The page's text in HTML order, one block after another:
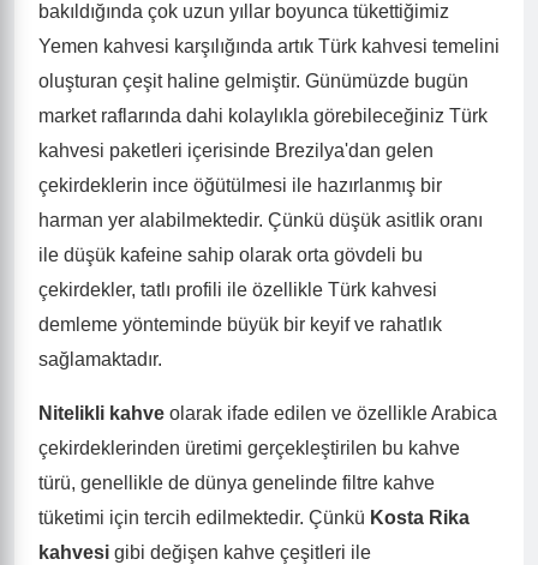
bakıldığında çok uzun yıllar boyunca tükettiğimiz
Yemen kahvesi karşılığında artık Türk kahvesi temelini
oluşturan çeşit haline gelmiştir. Günümüzde bugün
market raflarında dahi kolaylıkla görebileceğiniz Türk
kahvesi paketleri içerisinde Brezilya'dan gelen
çekirdeklerin ince öğütülmesi ile hazırlanmış bir
harman yer alabilmektedir. Çünkü düşük asitlik oranı
ile düşük kafeine sahip olarak orta gövdeli bu
çekirdekler, tatlı profili ile özellikle Türk kahvesi
demleme yönteminde büyük bir keyif ve rahatlık
sağlamaktadır.
Nitelikli kahve olarak ifade edilen ve özellikle Arabica
çekirdeklerinden üretimi gerçekleştirilen bu kahve
türü, genellikle de dünya genelinde filtre kahve
tüketimi için tercih edilmektedir. Çünkü Kosta Rika
kahvesi gibi değişen kahve çeşitleri ile